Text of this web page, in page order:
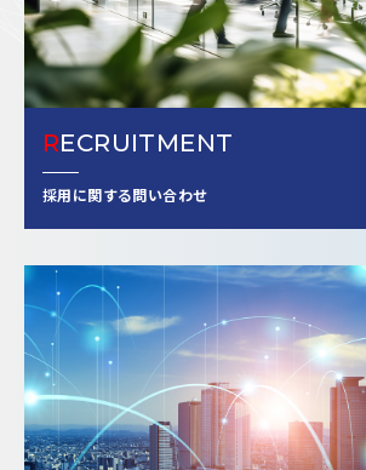
RECRUITMENT
採用に関する問い合わせ